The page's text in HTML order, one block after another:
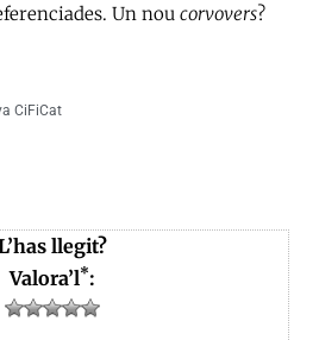
Un nou corvovers?
CiFiCat
llegit?
Valora’l*: